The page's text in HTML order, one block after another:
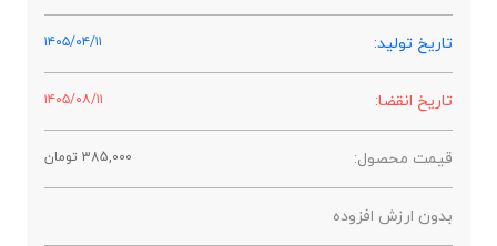
تاریخ تولید: ۱۴۰۵/۰۴/۱۱
تاریخ انقضا: ۱۴۰۵/۰۸/۱۱
قیمت محصول: 385,000 تومان
بدون ارزش افزوده